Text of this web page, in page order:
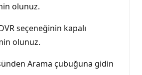
olunuz.
seçeneğinin kapalı
olunuz.
Arama çubuğuna gidin